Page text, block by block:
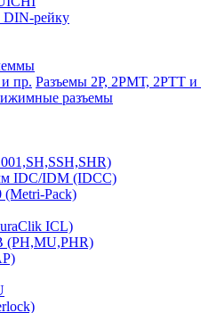
DIN-рейку
Разъемы 2Р, 2РМТ, 2РТТ и
разъемы
IDC/IDM (IDCC)
(Metri-Pack)
ICL)
(PH,MU,PHR)